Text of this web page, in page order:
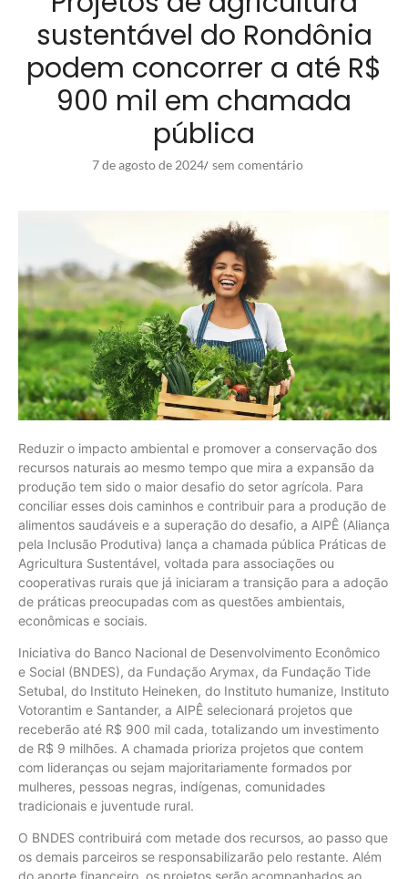
sustentável do Rondônia
podem concorrer a até R$
900 mil em chamada
pública
7 de agosto de 2024/ sem comentário
Reduzir o impacto ambiental e promover a conservação dos
recursos naturais ao mesmo tempo que mira a expansão da
produção tem sido o maior desafio do setor agrícola. Para
conciliar esses dois caminhos e contribuir para a produção de
alimentos saudáveis e a superação do desafio, a AIPÊ (Aliança
pela Inclusão Produtiva) lança a chamada pública Práticas de
Agricultura Sustentável, voltada para associações ou
cooperativas rurais que já iniciaram a transição para a adoção
de práticas preocupadas com as questões ambientais,
econômicas e sociais.
Iniciativa do Banco Nacional de Desenvolvimento Econômico
e Social (BNDES), da Fundação Arymax, da Fundação Tide
Setubal, do Instituto Heineken, do Instituto humanize, Instituto
Votorantim e Santander, a AIPÊ selecionará projetos que
receberão até R$ 900 mil cada, totalizando um investimento
de R$ 9 milhões. A chamada prioriza projetos que contem
com lideranças ou sejam majoritariamente formados por
mulheres, pessoas negras, indígenas, comunidades
tradicionais e juventude rural.
O BNDES contribuirá com metade dos recursos, ao passo que
os demais parceiros se responsabilizarão pelo restante. Além